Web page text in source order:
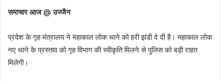
समाचार आज @ उज्‍जैन
प्रदेश के गृह मंंत्रालय ने महाकाल लोक थाने को हरी झंडी दे दी है। महाकाल लोक
नए थाने के प्रस्ताव को गृह विभाग की स्‍वीकृति मिलने से पुलिस को बड़ी राहत
मिलेगी।